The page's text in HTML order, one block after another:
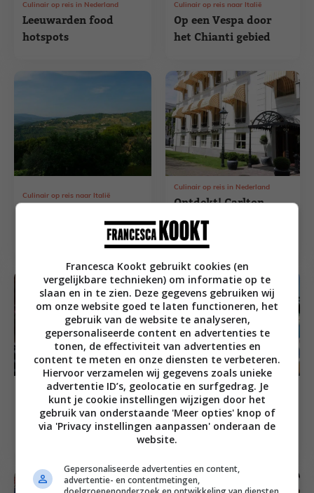
Leeuwarden food
hotspots
Culinair op reis in Nederland
Op een Vespa door
het Chianti gebied
Culinair op reis naar Italië
Culinair op reis naar Italië
Ontdekt! Carlton
Ambassador Hotel,
Den Haag
Culinair op reis in Nederland
Bourgondisch met
kids bij Het Wapen
van Raveleijn
Culinair op reis in Nederland
Gezinsvakantie
Algarve: culinaire
zomervakantie met
Culinair op reis naar Portugal
Francesca Kookt gebruikt cookies (en
vergelijkbare technieken) om informatie op te
slaan en in te zien. Deze gegevens gebruiken wij
om onze website goed te laten functioneren, het
gebruik van de website te analyseren,
gepersonaliseerde content en advertenties te
tonen, de effectiviteit van advertenties en
content te meten en onze diensten te verbeteren.
Hiervoor verzamelen wij gegevens zoals unieke
advertentie ID’s, geolocatie en surfgedrag. Je
kunt je cookie instellingen wijzigen door het
gebruik van onderstaande 'Meer opties' knop of
via 'Privacy instellingen aanpassen' onderaan de
website.
Gepersonaliseerde advertenties en content,
advertentie- en contentmetingen,